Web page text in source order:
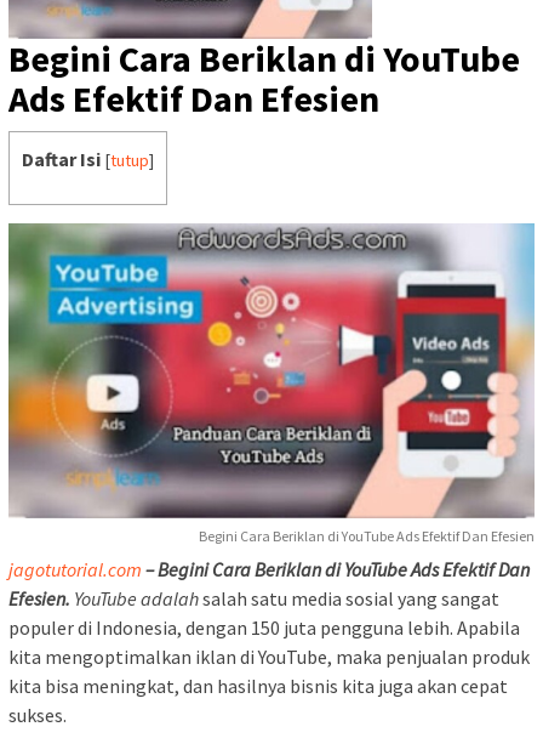
Begini Cara Beriklan di YouTube
Ads Efektif Dan Efesien
Daftar Isi [tutup]
Begini Cara Beriklan di YouTube Ads Efektif Dan Efesien
jagotutorial.com – Begini Cara Beriklan di YouTube Ads Efektif Dan
Efesien. YouTube adalahsalah satu media sosial yang sangat
populer di Indonesia, dengan 150 juta pengguna lebih. Apabila
kita mengoptimalkan iklan di YouTube, maka penjualan produk
kita bisa meningkat, dan hasilnya bisnis kita juga akan cepat
sukses.